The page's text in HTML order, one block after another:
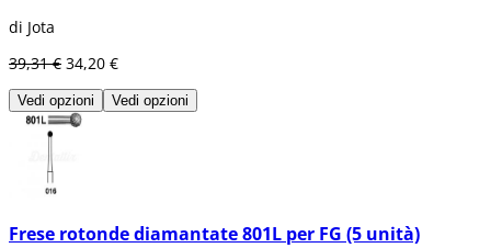
di Jota
39,31 € 34,20 €
Vedi opzioni Vedi opzioni
Frese rotonde diamantate 801L per FG (5 unità)